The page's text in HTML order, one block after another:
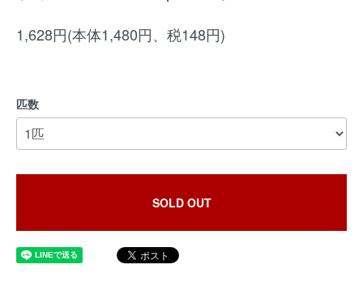
1,628円(本体1,480円、税148円)
匹数
SOLD OUT